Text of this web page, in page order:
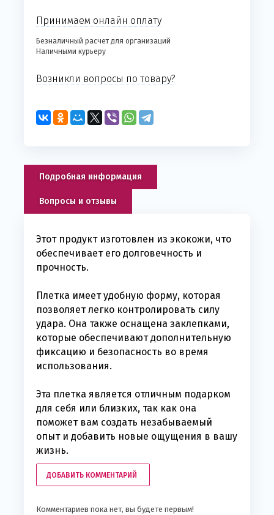
Принимаем онлайн оплату
Безналичный расчет для организаций
Наличными курьеру
Возникли вопросы по товару?
Подробная информация
Вопросы и отзывы
Этот продукт изготовлен из экокожи, что
обеспечивает его долговечность и
прочность.
Плетка имеет удобную форму, которая
позволяет легко контролировать силу
удара. Она также оснащена заклепками,
которые обеспечивают дополнительную
фиксацию и безопасность во время
использования.
Эта плетка является отличным подарком
для себя или близких, так как она
поможет вам создать незабываемый
опыт и добавить новые ощущения в вашу
жизнь.
ДОБАВИТЬ КОММЕНТАРИЙ
Комментариев пока нет, вы будете первым!